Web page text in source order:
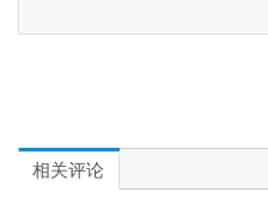
相关评论